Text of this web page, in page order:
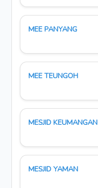
MEE PANYANG
MEE TEUNGOH
MESJID KEUMANGAN
MESJID YAMAN